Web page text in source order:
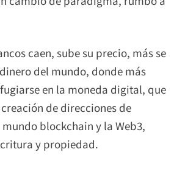
caen, sube su precio, más se
del mundo, donde más
en la moneda digital, que
de direcciones de
blockchain y la Web3,
y propiedad.